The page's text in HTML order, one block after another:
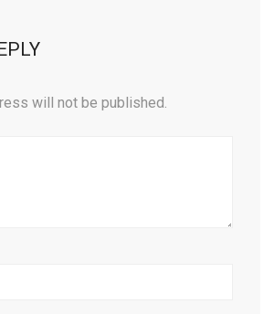
will not be published.